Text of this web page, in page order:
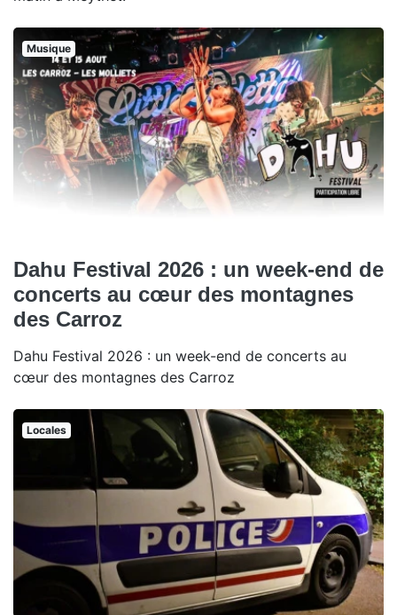
Musique
Dahu Festival 2026 : un week-end de
concerts au cœur des montagnes
des Carroz
Dahu Festival 2026 : un week-end de concerts au
cœur des montagnes des Carroz
Locales